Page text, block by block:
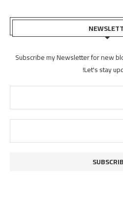
Subscribe my Newsletter for new
Let's stay